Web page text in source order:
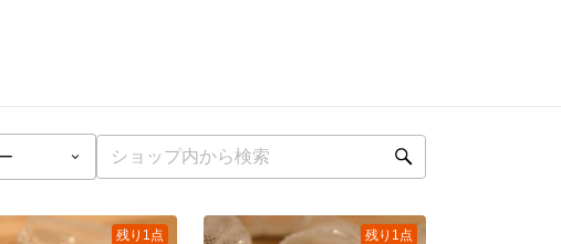
残り1点 残り1点